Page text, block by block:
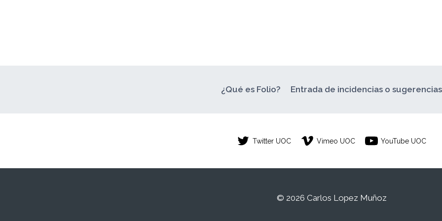
¿Qué es Folio? Entrada de incidencias o sugerencias
Twitter UOC Vimeo UOC YouTube UOC
© 2026 Carlos Lopez Muñoz